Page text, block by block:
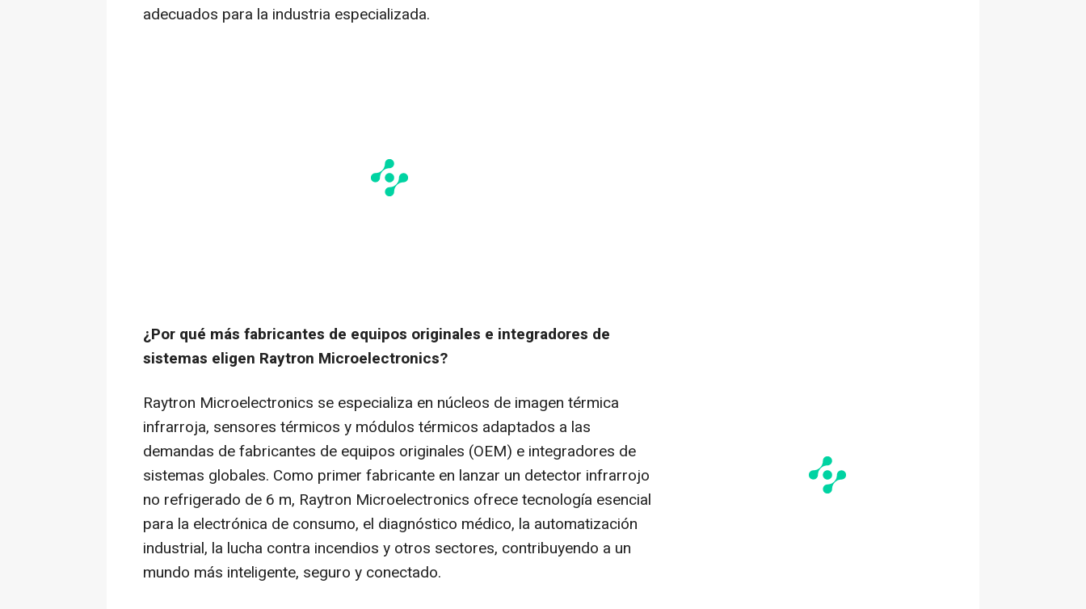
adecuados para la industria especializada.
¿Por qué más fabricantes de equipos originales e integradores de
sistemas eligen Raytron Microelectronics?
Raytron Microelectronics se especializa en núcleos de imagen térmica
infrarroja, sensores térmicos y módulos térmicos adaptados a las
demandas de fabricantes de equipos originales (OEM) e integradores de
sistemas globales. Como primer fabricante en lanzar un detector infrarrojo
no refrigerado de 6 m, Raytron Microelectronics ofrece tecnología esencial
para la electrónica de consumo, el diagnóstico médico, la automatización
industrial, la lucha contra incendios y otros sectores, contribuyendo a un
mundo más inteligente, seguro y conectado.